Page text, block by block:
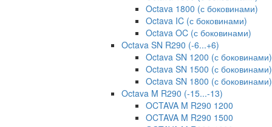
Octava 1800 (с боковинами)
Octava IC (с боковинами)
Octava OC (с боковинами)
Octava SN R290 (-6...+6)
Octava SN 1200 (с боковинами)
Octava SN 1500 (с боковинами)
Octava SN 1800 (с боковинами)
Octava M R290 (-15...-13)
OCTAVA M R290 1200
OCTAVA M R290 1500